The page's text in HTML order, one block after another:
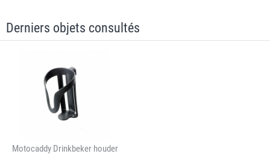
Derniers objets consultés
Motocaddy Drinkbeker houder